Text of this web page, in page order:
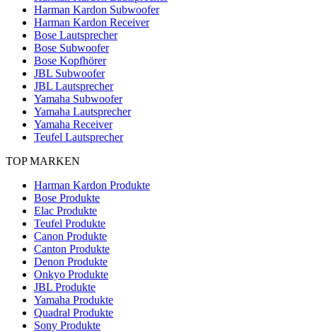
Harman Kardon Subwoofer
Harman Kardon Receiver
Bose Lautsprecher
Bose Subwoofer
Bose Kopfhörer
JBL Subwoofer
JBL Lautsprecher
Yamaha Subwoofer
Yamaha Lautsprecher
Yamaha Receiver
Teufel Lautsprecher
TOP MARKEN
Harman Kardon Produkte
Bose Produkte
Elac Produkte
Teufel Produkte
Canon Produkte
Canton Produkte
Denon Produkte
Onkyo Produkte
JBL Produkte
Yamaha Produkte
Quadral Produkte
Sony Produkte